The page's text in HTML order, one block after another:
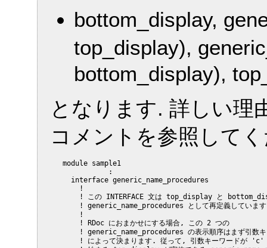
bottom_display,
top_display),
bottom_display),
となります. 詳しい理
コメントを参照して
   module sample1
              :
     interface generic_name_procedures
       !
! この INTERFACE 文は top_display と
! generic_name_procedures として再定義していま
       !
       ! RDoc におまかせにする場合, この 2 つの
! generic_name_procedures の表示順序はまず引数キ
! によって決まります. 従って, 引数キーワードが 'c'